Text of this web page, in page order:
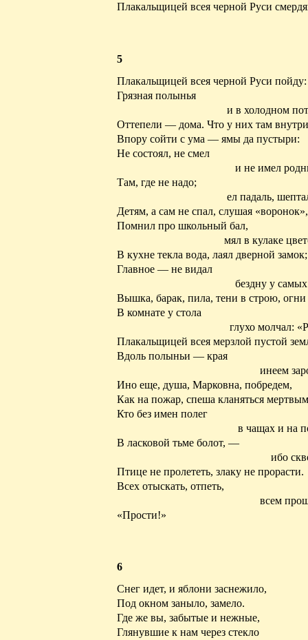
Плакальщицей всея черной Руси
5
Плакальщицей всея черной Руси пойду:
Грязная полынья
и в холодном
Оттепели — дома. Что у них там
Впору сойти с ума — ямы да пустыри:
Не состоял, не смел
и не имел
Там, где не надо;
ел падаль,
Детям, а сам не спал, слушая «воронок»,
Помнил про школьный бал,
мял в кулаке
В кухне текла вода, лаял дверной замок;
Главное — не видал
бездну у
Вышка, барак, пила, тени в строю,
В комнате у стола
глухо молчал:
Плакальщицей всея мерзлой пустой
Вдоль полыньи — края
инеем
Ино еще, душа, Марковна, побредем,
Как на пожар, спеша кланяться
Кто без имен полег
в чащах и на
В ласковой тьме болот, —
ибо
Птице не пролететь, злаку не прорасти.
Всех отыскать, отпеть,
всем
«Прости!»
6
Снег идет, и яблони заснежило,
Под окном заныло, замело.
Где же вы, забытые и нежные,
Глянувшие к нам через стекло